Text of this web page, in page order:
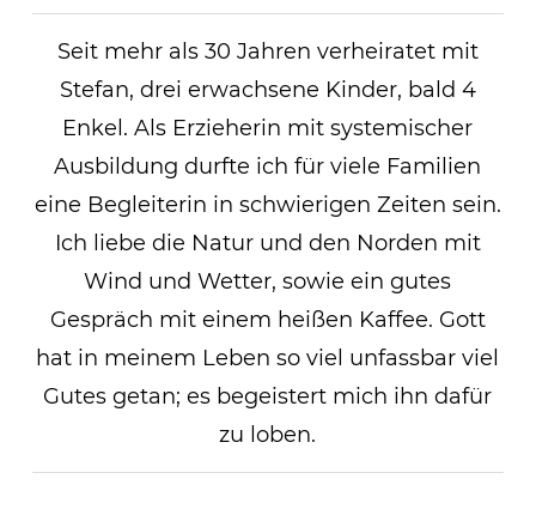
Seit mehr als 30 Jahren verheiratet mit
Stefan, drei erwachsene Kinder, bald 4
Enkel. Als Erzieherin mit systemischer
Ausbildung durfte ich für viele Familien
eine Begleiterin in schwierigen Zeiten sein.
Ich liebe die Natur und den Norden mit
Wind und Wetter, sowie ein gutes
Gespräch mit einem heißen Kaffee. Gott
hat in meinem Leben so viel unfassbar viel
Gutes getan; es begeistert mich ihn dafür
zu loben.